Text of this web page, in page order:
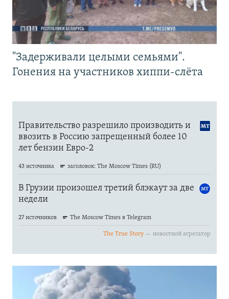
"Задерживали целыми семьями".
Гонения на участников хиппи-слёта